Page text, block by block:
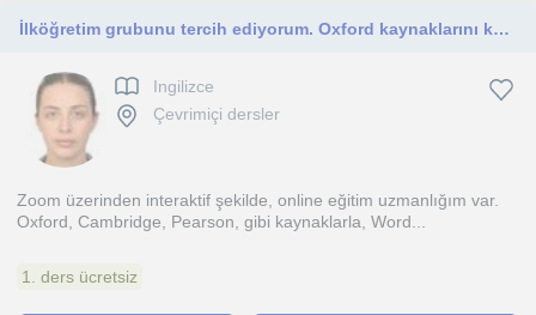
İlköğretim grubunu tercih ediyorum. Oxford kaynaklarını kullanıyorum. Zoom üzerinden interaktif dersler veriyorum
Ingilizce
Çevrimiçi dersler
Zoom üzerinden interaktif şekilde, online eğitim uzmanlığım var.
Oxford, Cambridge, Pearson, gibi kaynaklarla, Word...
1. ders ücretsiz